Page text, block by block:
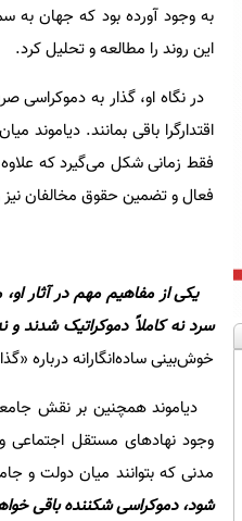
به وجود آورده بود که جهان به
این روند را مطالعه و تحلیل کرد.
در نگاه او، گذار به دموکراسی
اقتدارگرا باقی بمانند. دیاموند
فقط زمانی شکل می‌گیرد که علاوه
فعال و تضمین حقوق مخالفان
یکی از مفاهیم مهم در آثار
سرد نه کاملاً دموکراتیک شدند و
خوش‌بینی ساده‌انگارانه درباره
دیاموند همچنین بر نقش
وجود نهادهای مستقل اجتماعی
مدنی که بتوانند میان دولت و
شود، دموکراسی شکننده باقی